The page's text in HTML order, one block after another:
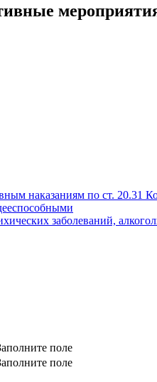
наказаниям по ст. 20.31
заболеваний,
поле
поле